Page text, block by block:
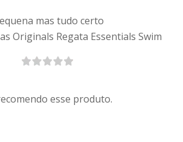
mas tudo certo
Originals Regata Essentials Swim
esse produto.